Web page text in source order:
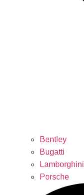
Bentley
Bugatti
Lamborghini
Porsche